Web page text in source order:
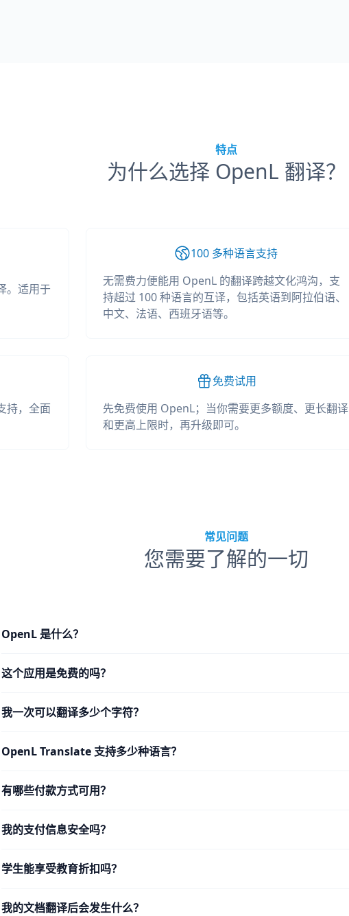
特点
为什么选择 OpenL 翻译？
。适用于
100 多种语言支持
无需费力便能用 OpenL 的翻译跨越文化鸿沟，支
持超过 100 种语言的互译，包括英语到阿拉伯语、
中文、法语、西班牙语等。
持，全面
免费试用
先免费使用 OpenL；当你需要更多额度、更长翻译
和更高上限时，再升级即可。
常见问题
您需要了解的一切
OpenL 是什么？
这个应用是免费的吗？
我一次可以翻译多少个字符？
OpenL Translate 支持多少种语言？
有哪些付款方式可用？
我的支付信息安全吗？
学生能享受教育折扣吗？
我的文档翻译后会发生什么？